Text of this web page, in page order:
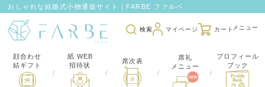
おしゃれな結婚式小物通販サイト｜FARBE ファルベ
検索 マイページ カート
顔合わせ
結ギフト
/
紙 WEB
招待状
/
席次表
/
席礼
メニュー
/
プロフィール
ブック